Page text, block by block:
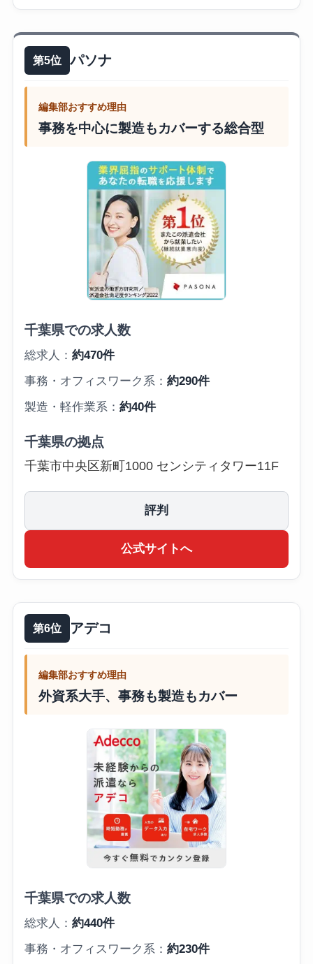
第5位 パソナ
編集部おすすめ理由
事務を中心に製造もカバーする総合型
千葉県での求人数
総求人： 約470件
事務・オフィスワーク系： 約290件
製造・軽作業系： 約40件
千葉県の拠点
千葉市中央区新町1000 センシティタワー11F
評判
公式サイトへ
第6位 アデコ
編集部おすすめ理由
外資系大手、事務も製造もカバー
千葉県での求人数
総求人： 約440件
事務・オフィスワーク系： 約230件